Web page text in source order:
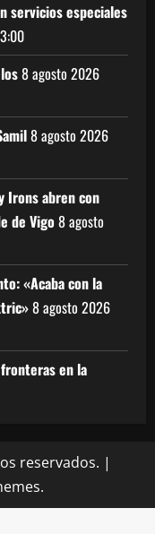
servicios especiales
8 agosto 2026
8 agosto 2026
Irons abren con
de Vigo8 agosto
«Acaba con la
8 agosto 2026
en la
reservados. |